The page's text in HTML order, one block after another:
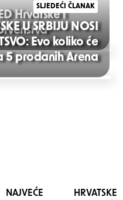
Hrvatske i
SLJEDEĆI ČLANAK
U SRBIJU NOSI
Evo koliko će
5 prodanih Arena
HRVATSKE